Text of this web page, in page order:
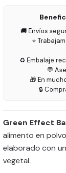
🚚 Envíos
⭐
♻️ Embalaje
💬
🎁 En
🔒
Green Effect
alimento en
elaborado con
vegetal.